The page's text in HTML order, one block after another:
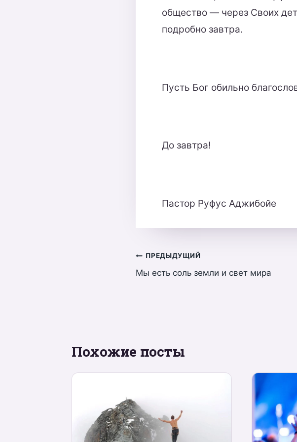
общество — через Своих
подробно завтра.
Пусть Бог обильно
До завтра!
Пастор Руфус Аджибойе
Навигация
по
ПРЕДЫДУЩИЙ
Мы есть соль земли и свет мира
Похожие посты